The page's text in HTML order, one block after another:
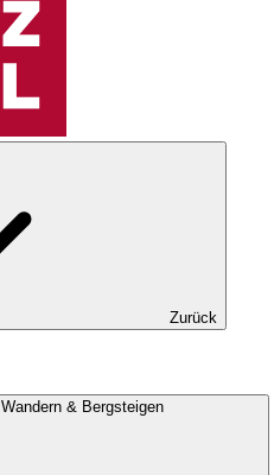
Zurück
Wandern & Bergsteigen